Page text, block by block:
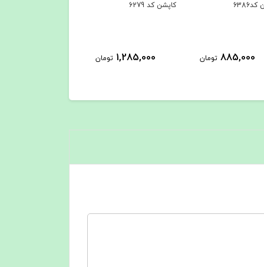
885,000 تومان
کاپشن کد 6279
1,285,000 تومان